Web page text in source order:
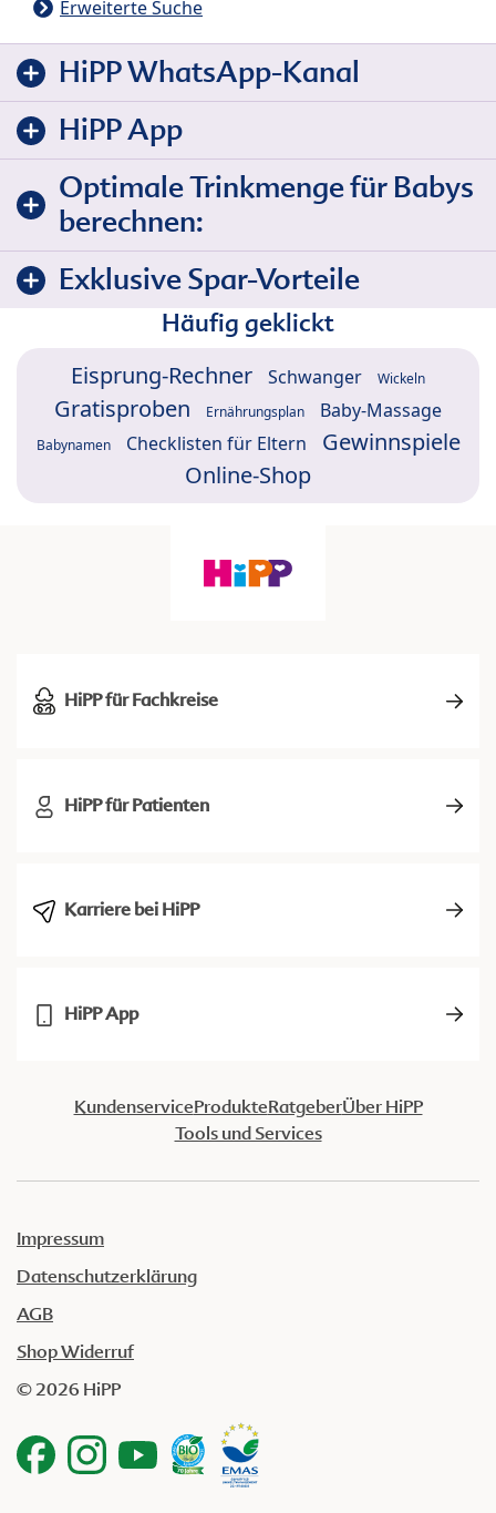
Erweiterte Suche
HiPP WhatsApp-Kanal
HiPP App
Optimale Trinkmenge für Babys
berechnen:
Exklusive Spar-Vorteile
Häufig geklickt
Eisprung-Rechner Schwanger Wickeln
Gratisproben Ernährungsplan Baby-Massage
Babynamen Checklisten für Eltern
Gewinnspiele
Online-Shop
HiPP für Fachkreise
HiPP für Patienten
Karriere bei HiPP
HiPP App
KundenserviceProdukteRatgeberÜber HiPP
Tools und Services
Impressum
Datenschutzerklärung
AGB
Shop Widerruf
© 2026 HiPP